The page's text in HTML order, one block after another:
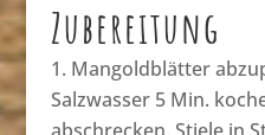
Zubereitung
Mangoldblätter
Salzwasser 5 Min.